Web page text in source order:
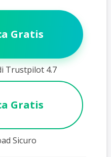
Gratis
Trustpilot 4.7
Gratis
Sicuro